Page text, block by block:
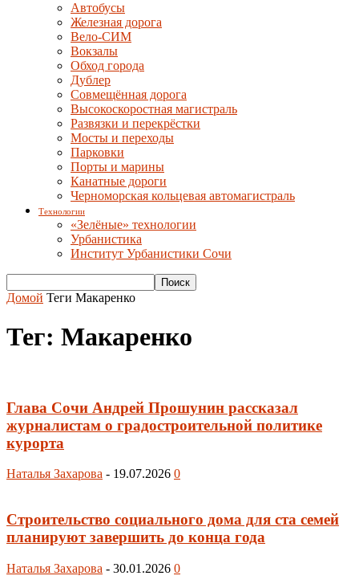
Автобусы
Железная дорога
Вело-СИМ
Вокзалы
Обход города
Дублер
Совмещённая дорога
Высокоскоростная магистраль
Развязки и перекрёстки
Мосты и переходы
Парковки
Порты и марины
Канатные дороги
Черноморская кольцевая автомагистраль
Технологии
«Зелёные» технологии
Урбанистика
Институт Урбанистики Сочи
Домой Теги Макаренко
Тег: Макаренко
Глава Сочи Андрей Прошунин рассказал
журналистам о градостроительной политике
курорта
Наталья Захарова - 19.07.2026 0
Строительство социального дома для ста семей
планируют завершить до конца года
Наталья Захарова - 30.01.2026 0